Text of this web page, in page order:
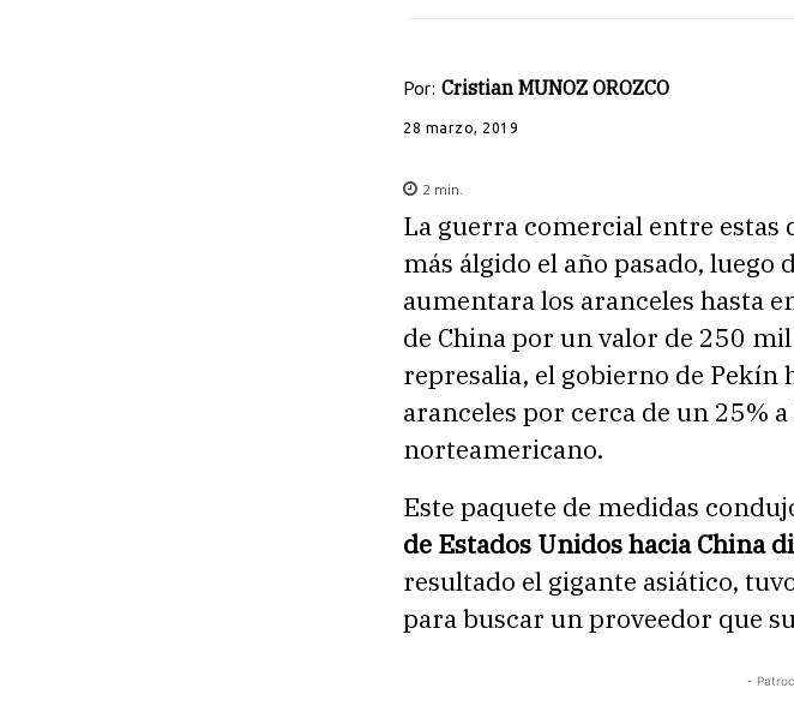
Por: Cristian MUNOZ OROZCO
28 marzo, 2019
2 min.
La guerra comercial entre estas
más álgido el año pasado, luego
aumentara los aranceles hasta
de China por un valor de 250
represalia, el gobierno de Pekín
aranceles por cerca de un 25%
norteamericano.
Este paquete de medidas
de Estados Unidos hacia China
resultado el gigante asiático,
para buscar un proveedor que
-